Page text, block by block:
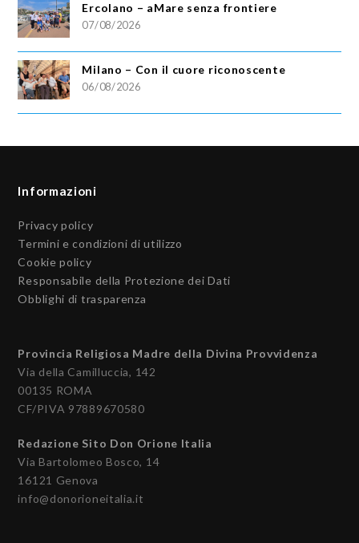
Ercolano – aMare senza frontiere
07/08/2026
Milano – Con il cuore riconoscente
06/08/2026
Informazioni
Privacy policy
Termini e condizioni di utilizzo
Cookie policy
Responsabile della Protezione dei Dati
Obblighi di trasparenza
Provincia Religiosa Madre della Divina Provvidenza
Via della Camilluccia, 142
00135 ROMA
CF/PIVA 97889670580
Redazione Sito Don Orione Italia
Via Bartolomeo Bosco, 14
16121 Genova
info@donorioneitalia.it